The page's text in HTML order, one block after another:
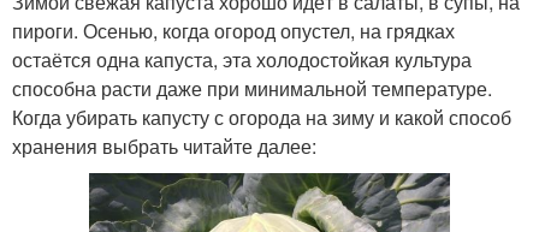
пироги. Осенью, когда огород опустел, на грядках
остаётся одна капуста, эта холодостойкая культура
способна расти даже при минимальной температуре.
Когда убирать капусту с огорода на зиму и какой способ
хранения выбрать читайте далее: